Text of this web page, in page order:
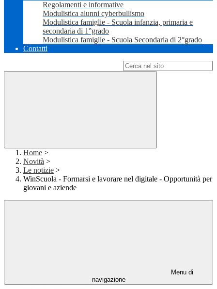
Regolamenti e informative
Modulistica alunni cyberbullismo
Modulistica famiglie - Scuola infanzia, primaria e
secondaria di 1°grado
Modulistica famiglie - Scuola Secondaria di 2°grado
Contatti
Home >
Novità >
Le notizie >
WinScuola - Formarsi e lavorare nel digitale - Opportunità per
giovani e aziende
Menu di
navigazione